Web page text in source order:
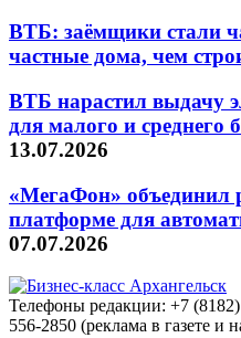
ВТБ: заёмщики стали
частные дома, чем
ВТБ нарастил выдачу
для малого и среднего
13.07.2026
«МегаФон» объединил
платформе для
07.07.2026
Телефоны редакции: +7
556-2850 (реклама в газете и